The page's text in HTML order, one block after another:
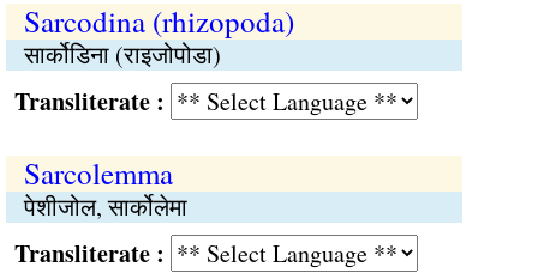
Sarcodina (rhizopoda)
सार्कोडिना (राइजोपोडा)
:
Sarcolemma
पेशीजोल, सार्कोलेमा
: